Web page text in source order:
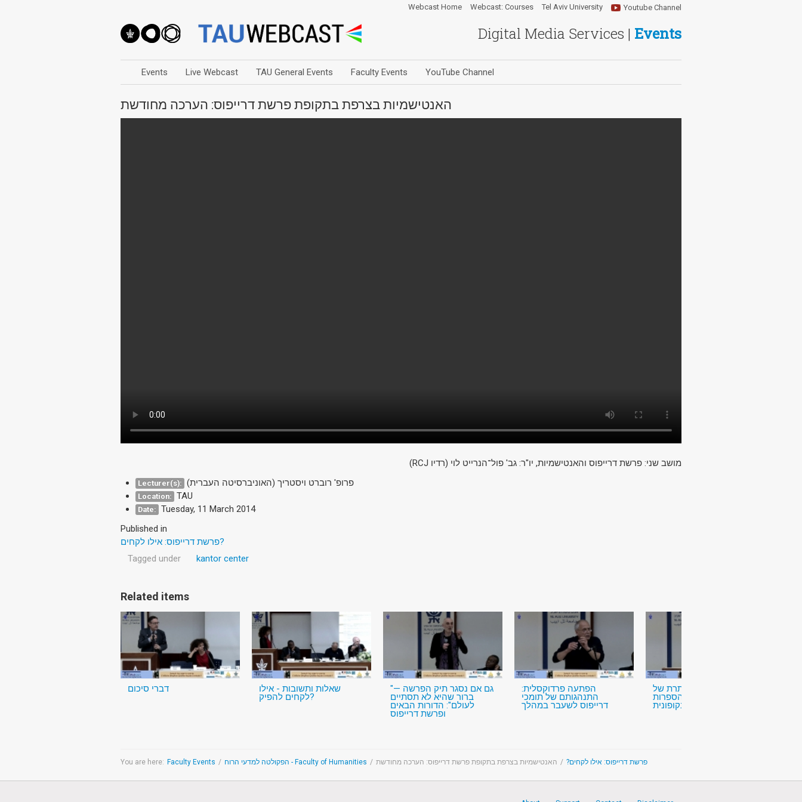
Digital Media Services | Events
Youtube Channel
Webcast Home Webcast: Courses Tel Aviv University
Events Live Webcast TAU General Events Faculty Events YouTube Channel
האנטישמיות בצרפת בתקופת פרשת דרייפוס: הערכה מחודשת
(RCJ מושב שני: פרשת דרייפוס והאנטישמיות, יו"ר: גב' פול־הנרייט לוי (רדיו
Lecturer(s): פרופ' רוברט ויסטריך (האוניברסיטה העברית)
Location: TAU
Date: Tuesday, 11 March 2014
Published in
פרשת דרייפוס: אילו לקחים?
Tagged under
kantor center
Related items
דברי סיכום שאלות ותשובות - אילו
לקחים להפיק?
"גם אם נסגר תיק הפרשה —
ברור שהיא לא תסתיים
לעולם": הדורות הבאים
ופרשת דרייפוס
הפתעה פרדוקסלית:
התנהגותם של תומכי
דרייפוס לשעבר במהלך
השפעתה הנסתרת של
פרשת דרייפוס על הספרות
הפרנקופונית
You are here: Faculty Events / הפקולטה למדעי הרוח - Faculty of Humanities / פרשת דרייפוס: אילו לקחים? / האנטישמיות בצרפת בתקופת פרשת דרייפוס: הערכה מחודשת